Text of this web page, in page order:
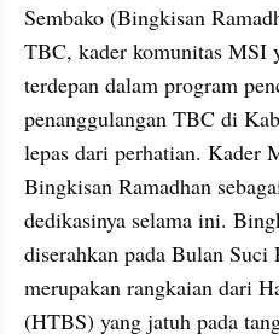
Sembako (Bingkisan
TBC, kader komunitas MSI
terdepan dalam program
penanggulangan TBC di
lepas dari perhatian. Kader
Bingkisan Ramadhan
dedikasinya selama ini.
diserahkan pada Bulan Suci
merupakan rangkaian dari
(HTBS) yang jatuh pada